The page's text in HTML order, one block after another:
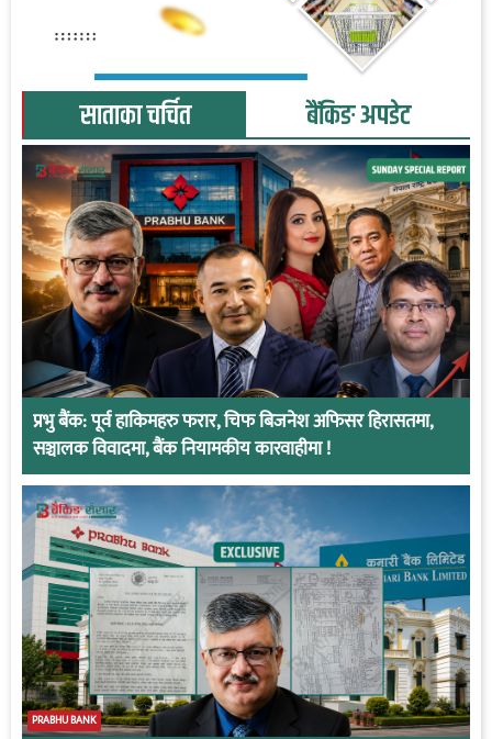
साताका चर्चित बैंकिङ अपडेट
प्रभु बैंक: पूर्व हाकिमहरु फरार, चिफ बिजनेश अफिसर हिरासतमा,
सञ्चालक विवादमा, बैंक नियामकीय कारवाहीमा !
PRABHU BANK